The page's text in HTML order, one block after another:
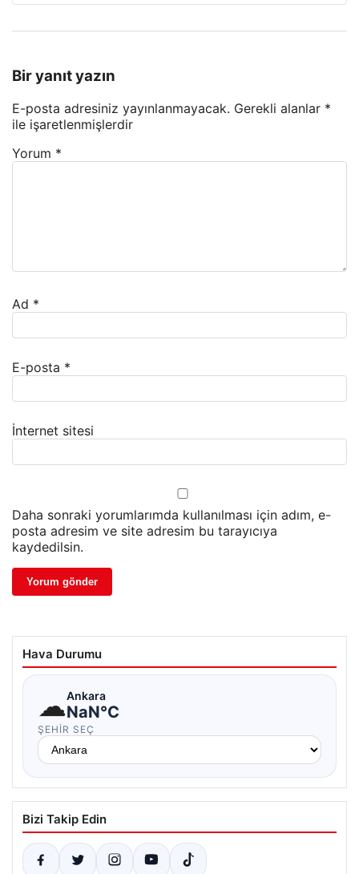
Bir yanıt yazın
E-posta adresiniz yayınlanmayacak. Gerekli alanlar *
ile işaretlenmişlerdir
Yorum *
Ad *
E-posta *
İnternet sitesi
Daha sonraki yorumlarımda kullanılması için adım, e-
posta adresim ve site adresim bu tarayıcıya
kaydedilsin.
Hava Durumu
☁Ankara
NaN°C
ŞEHIR SEÇ
Bizi Takip Edin